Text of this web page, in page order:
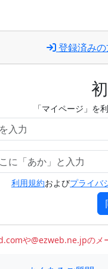
登録済み
「マイページ」を
利用規約およびプライバ
や@ezweb.ne.jpのメ